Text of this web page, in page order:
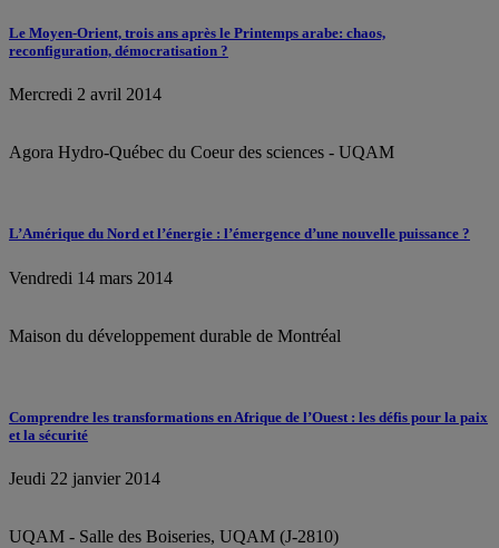
Le Moyen-Orient, trois ans après le Printemps arabe: chaos,
reconfiguration, démocratisation ?
Mercredi 2 avril 2014
Agora Hydro-Québec du Coeur des sciences - UQAM
L’Amérique du Nord et l’énergie : l’émergence d’une nouvelle puissance ?
Vendredi 14 mars 2014
Maison du développement durable de Montréal
Comprendre les transformations en Afrique de l’Ouest : les défis pour la paix
et la sécurité
Jeudi 22 janvier 2014
UQAM - Salle des Boiseries, UQAM (J-2810)